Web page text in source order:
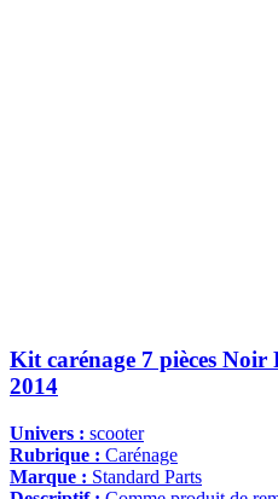
Kit carénage 7 pièces
2014
Univers : scooter
Rubrique : Carénage
Marque : Standard Parts